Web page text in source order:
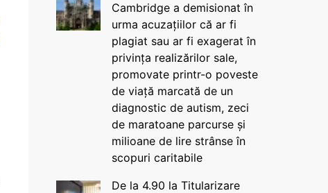
Cambridge a demisionat în
urma acuzațiilor că ar fi
plagiat sau ar fi exagerat în
privința realizărilor sale,
promovate printr-o poveste
de viață marcată de un
diagnostic de autism, zeci
de maratoane parcurse și
milioane de lire strânse în
scopuri caritabile
De la 4.90 la Titularizare